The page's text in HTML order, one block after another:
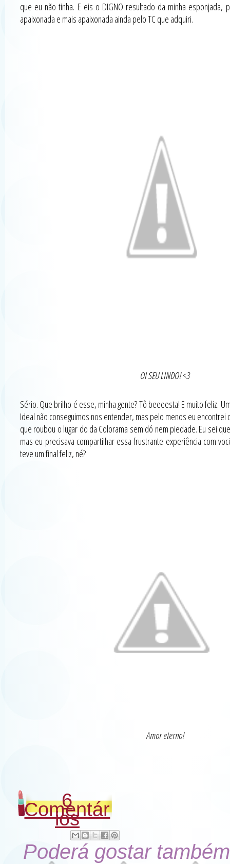
que eu não tinha. E eis o DIGNO resultado da minha esponjada,
apaixonada e mais apaixonada ainda pelo TC que adquiri.
OI SEU LINDO! <3
Sério. Que brilho é esse, minha gente? Tô beeeesta! E muito feliz.
Ideal não conseguimos nos entender, mas pelo menos eu encontrei
que roubou o lugar do da Colorama sem dó nem piedade. Eu sei
mas eu precisava compartilhar essa frustrante experiência com
teve um final feliz, né?
Amor eterno!
6
Comentár
ios
Poderá gostar